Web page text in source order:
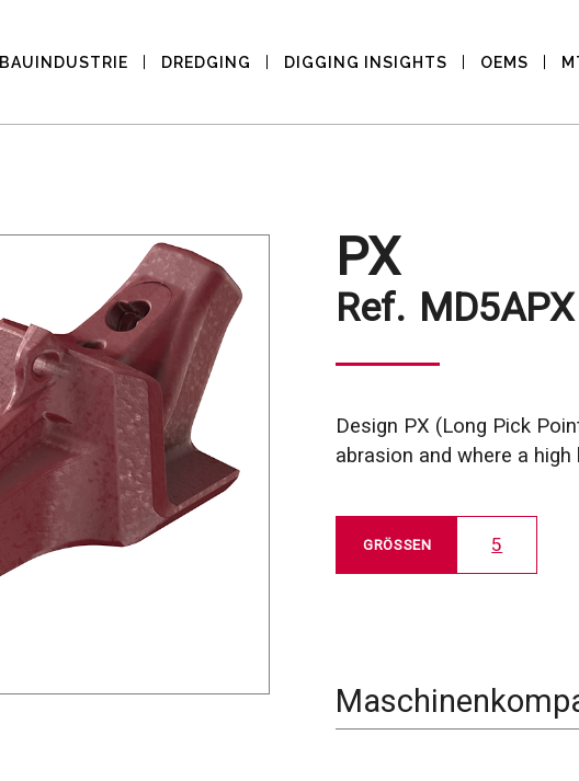
BAUINDUSTRIE DREDGING DIGGING INSIGHTS OEMS
PX
Ref. MD5APX
Design PX (Long Pick
abrasion and where a
GRÖSSEN 5